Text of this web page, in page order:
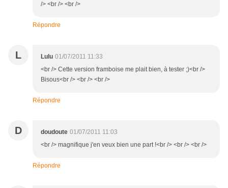
/> <br /> <br />
Répondre
L Lulu 01/07/2011 11:33
<br /> Cette version framboise me plait bien, à tester ;)<br />
Bisous<br /> <br /> <br />
Répondre
D doudoute 01/07/2011 11:03
<br /> magnifique j'en veux bien une part !<br /> <br /> <br />
Répondre